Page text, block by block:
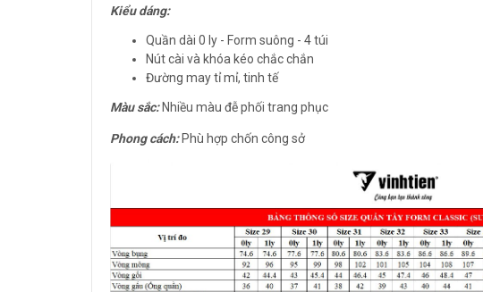
Kiểu dáng:
Quần dài 0 ly - Form suông - 4 túi
Nút cài và khóa kéo chắc chắn
Đường may tỉ mỉ, tinh tế
Màu sắc:Nhiều màu đễ phối trang phục
Phong cách:Phù hợp chốn công sở